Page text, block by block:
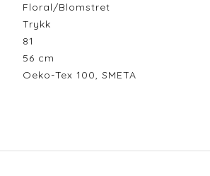
Floral/Blomstret
Trykk
81
56 cm
Oeko-Tex 100, SMETA